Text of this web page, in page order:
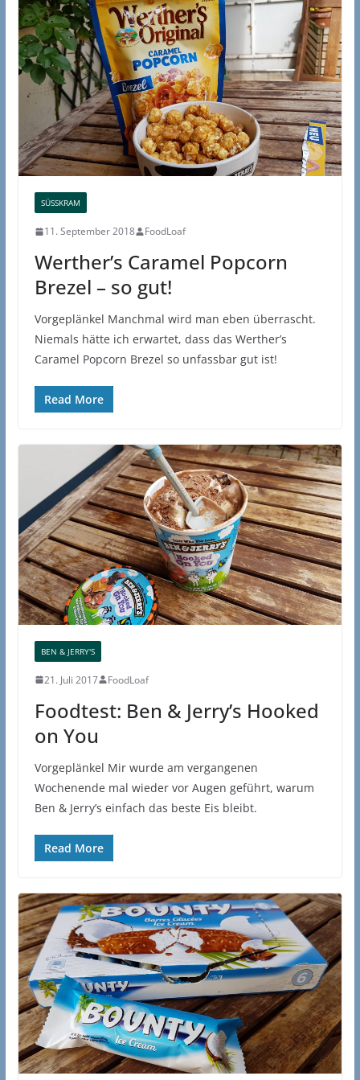
SÜSSKRAM
11. September 2018 FoodLoaf
Werther’s Caramel Popcorn
Brezel – so gut!
Vorgeplänkel Manchmal wird man eben überrascht.
Niemals hätte ich erwartet, dass das Werther’s
Caramel Popcorn Brezel so unfassbar gut ist!
Read More
BEN & JERRY'S
21. Juli 2017 FoodLoaf
Foodtest: Ben & Jerry’s Hooked
on You
Vorgeplänkel Mir wurde am vergangenen
Wochenende mal wieder vor Augen geführt, warum
Ben & Jerry’s einfach das beste Eis bleibt.
Read More